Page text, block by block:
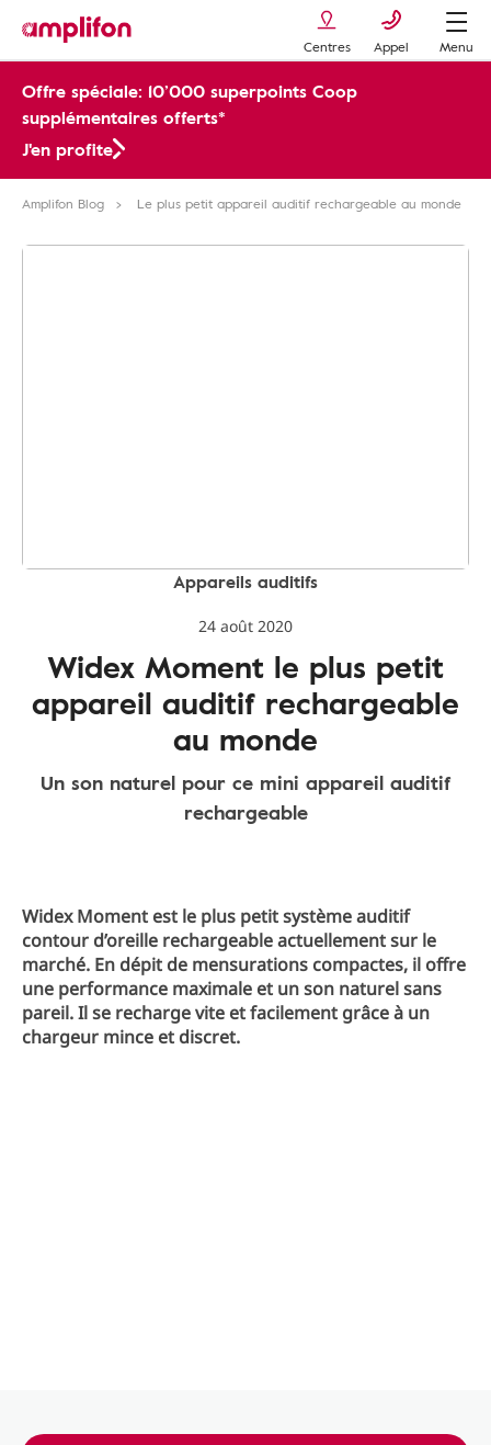
Centres Appel Menu
Offre spéciale: 10’000 superpoints Coop
supplémentaires offerts*
J'en profite
Amplifon Blog Le plus petit appareil auditif rechargeable au monde
Appareils auditifs
24 août 2020
Widex Moment le plus petit
appareil auditif rechargeable
au monde
Un son naturel pour ce mini appareil auditif
rechargeable
Widex Moment est le plus petit système auditif
contour d’oreille rechargeable actuellement sur le
marché. En dépit de mensurations compactes, il offre
une performance maximale et un son naturel sans
pareil. Il se recharge vite et facilement grâce à un
chargeur mince et discret.